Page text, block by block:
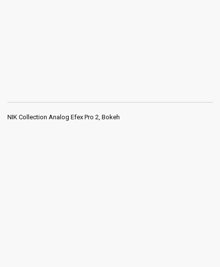
NIK Collection Analog Efex Pro 2, Bokeh